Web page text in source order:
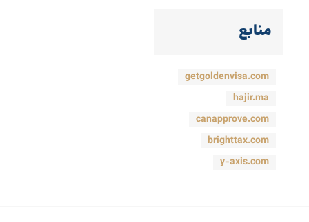
منابع
getgoldenvisa.com
hajir.ma
canapprove.com
brighttax.com
y-axis.com